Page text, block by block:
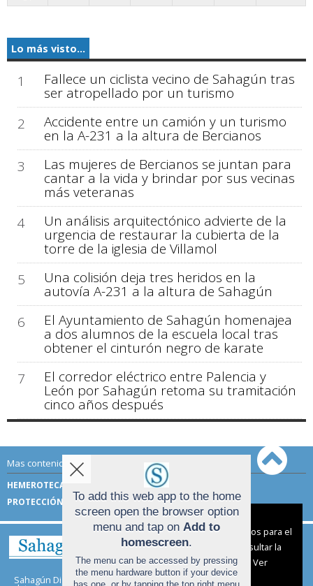
Lo más visto...
1 Fallece un ciclista vecino de Sahagún tras
ser atropellado por un turismo
2
Accidente entre un camión y un turismo
en la A-231 a la altura de Bercianos
3
Las mujeres de Bercianos se juntan para
cantar a la vida y brindar por sus vecinas
más veteranas
4
Un análisis arquitectónico advierte de la
urgencia de restaurar la cubierta de la
torre de la iglesia de Villamol
5
Una colisión deja tres heridos en la
autovía A-231 a la altura de Sahagún
6
El Ayuntamiento de Sahagún homenajea
a dos alumnos de la escuela local tras
obtener el cinturón negro de karate
7
El corredor eléctrico entre Palencia y
León por Sahagún retoma su tramitación
cinco años después
Mas contenido de Sahagún Digital:
HEMEROTECA
TÉRMINOS DE USO
PROTECCIÓN DE DATOS
Sahagún Digital | Términos de uso|Protección de
To add this web app to the home
screen open the browser option
menu and tap on Add to
homescreen.
The menu can be accessed by pressing
the menu hardware button if your device
Aviso sobre el Uso de cookies:
Utilizamos cookies nuestras y de terceros para el
funcionamiento del digital. Puedes consultar la
lista de cookies y como desconectarlas.
Ver
nuestra Política de Privacidad y Cookies